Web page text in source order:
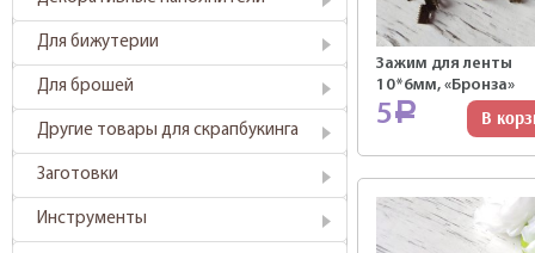
Для бижутерии
Для брошей
Другие товары для скрапбукинга
Заготовки
Инструменты
Зажим для ленты
10*6мм, «Бронза»
5Р В